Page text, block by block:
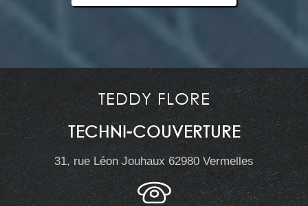
TEDDY FLORE
TECHNI-COUVERTURE
31, rue Léon Jouhaux 62980 Vermelles